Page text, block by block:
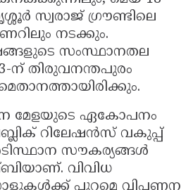
സ്വരാജ് ഗ്രൗണ്ടിലെ
നടക്കും.
സംസ്ഥാനതല
ന് തിരുവനന്തപുരം
മേളയുടെ ഏകോപനം
റിലേഷൻസ് വകുപ്പ്
സൗകര്യങ്ങൾ
വിവിധ